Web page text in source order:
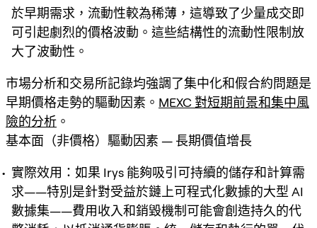
於早期需求，流動性較為稀薄，這導致了少量成交即
可引起劇烈的價格波動。這些結構性的流動性限制放
大了波動性。
市場分析和交易所記錄均強調了集中化和假合約問題是
早期價格走勢的驅動因素。 MEXC 對短期前景和集中風
險的分析 。
基本面（非價格）驅動因素 — 長期價值增長
實際效用：如果 Irys 能夠吸引可持續的儲存和計算需
求——特別是針對受益於鏈上可程式化數據的大型 AI
數據集——費用收入和銷毀機制可能會創造持久的代